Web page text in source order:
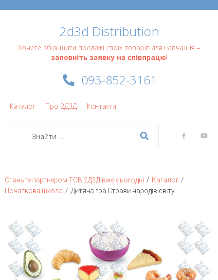
2d3d Distribution
Хочете збільшити продажі своїх товарів для навчання –
заповніть заявку на співпрацю!
093-852-3161
Каталог Про 2Д3Д Контакти
Станьте партнером ТОВ 2Д3Д вже сьогодні / Каталог /
Початкова школа / Дитяча гра Страви народів світу